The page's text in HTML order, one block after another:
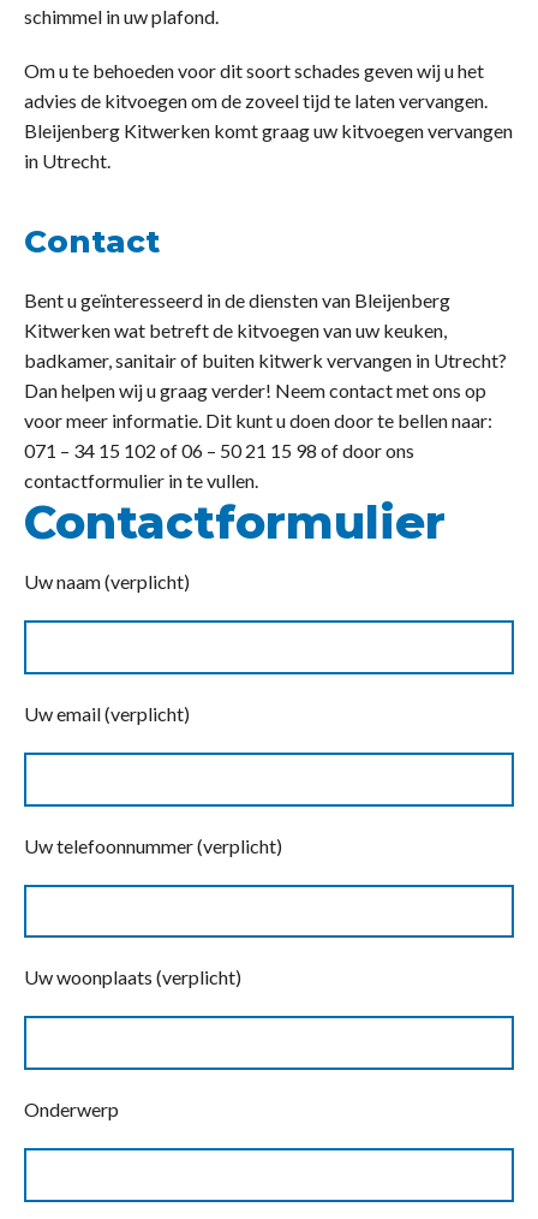
schimmel in uw plafond.
Om u te behoeden voor dit soort schades geven wij u het
advies de kitvoegen om de zoveel tijd te laten vervangen.
Bleijenberg Kitwerken komt graag uw kitvoegen vervangen
in Utrecht.
Contact
Bent u geïnteresseerd in de diensten van Bleijenberg
Kitwerken wat betreft de kitvoegen van uw keuken,
badkamer, sanitair of buiten kitwerk vervangen in Utrecht?
Dan helpen wij u graag verder! Neem contact met ons op
voor meer informatie. Dit kunt u doen door te bellen naar:
071 – 34 15 102 of 06 – 50 21 15 98 of door ons
contactformulier in te vullen.
Contactformulier
Uw naam (verplicht)
Uw email (verplicht)
Uw telefoonnummer (verplicht)
Uw woonplaats (verplicht)
Onderwerp